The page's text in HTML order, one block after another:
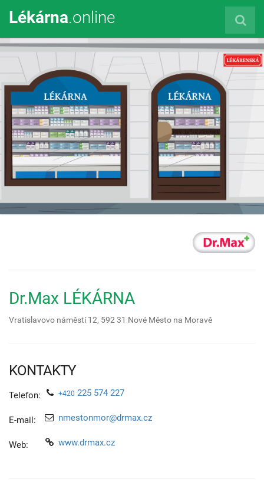
Lékárna.online
Dr.Max LÉKÁRNA
Vratislavovo náměstí 12, 592 31 Nové Město na Moravě
KONTAKTY
Telefon: +420 225 574 227
E-mail: nmestonmor@drmax.cz
Web: www.drmax.cz